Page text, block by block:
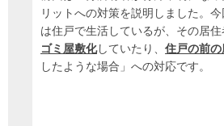
リットへの対策を説明しました。
は住戸で生活しているが、その居住
ゴミ屋敷化していたり、 住戸の前
したような場合」への対応です。